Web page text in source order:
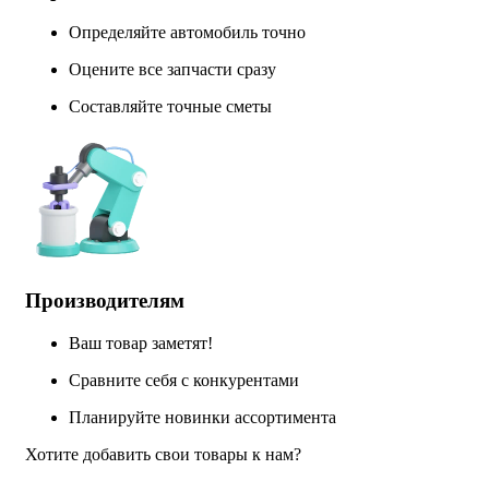
Определяйте автомобиль точно
Оцените все запчасти сразу
Составляйте точные сметы
Производителям
Ваш товар заметят!
Сравните себя с конкурентами
Планируйте новинки ассортимента
Хотите добавить свои товары к нам?